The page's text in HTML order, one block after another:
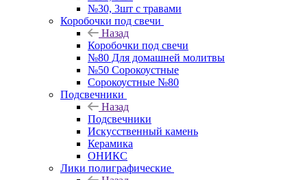
№30, 3шт с травами
Коробочки под свечи
Назад
Коробочки под свечи
№80 Для домашней молитвы
№50 Сорокоустные
Сорокоустные №80
Подсвечники
Назад
Подсвечники
Искусственный камень
Керамика
ОНИКС
Лики полиграфические